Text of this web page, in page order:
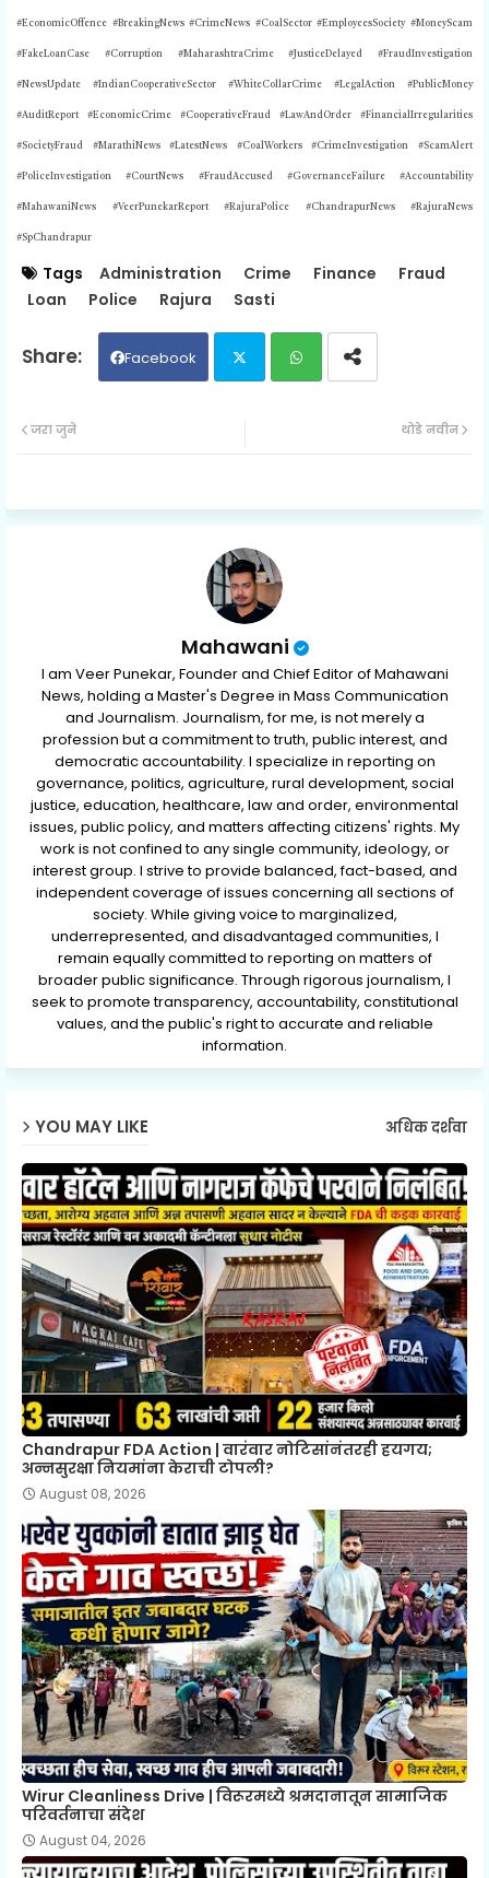
#EconomicOffence #BreakingNews #CrimeNews #CoalSector #EmployeesSociety #MoneyScam
#FakeLoanCase #Corruption #MaharashtraCrime #JusticeDelayed #FraudInvestigation
#NewsUpdate #IndianCooperativeSector #WhiteCollarCrime #LegalAction #PublicMoney
#AuditReport #EconomicCrime #CooperativeFraud #LawAndOrder #FinancialIrregularities
#SocietyFraud #MarathiNews #LatestNews #CoalWorkers #CrimeInvestigation #ScamAlert
#PoliceInvestigation #CourtNews #FraudAccused #GovernanceFailure #Accountability
#MahawaniNews #VeerPunekarReport #RajuraPolice #ChandrapurNews #RajuraNews
#SpChandrapur
Tags Administration Crime Finance
Fraud
Loan
Police Rajura Sasti
Facebook
ap
थोडे नवीन
जरा जुने
Mahawani
I am Veer Punekar, Founder and Chief Editor of Mahawani
News, holding a Master's Degree in Mass Communication
and Journalism. Journalism, for me, is not merely a
profession but a commitment to truth, public interest, and
democratic accountability. I specialize in reporting on
governance, politics, agriculture, rural development, social
justice, education, healthcare, law and order, environmental
issues, public policy, and matters affecting citizens' rights. My
work is not confined to any single community, ideology, or
interest group. I strive to provide balanced, fact-based, and
independent coverage of issues concerning all sections of
society. While giving voice to marginalized,
underrepresented, and disadvantaged communities, I
remain equally committed to reporting on matters of
broader public significance. Through rigorous journalism, I
seek to promote transparency, accountability, constitutional
values, and the public's right to accurate and reliable
information.
YOU MAY LIKE अधिक दर्शवा
Chandrapur FDA Action | वारंवार नोटिसांनंतरही हयगय;
अन्नसुरक्षा नियमांना केराची टोपली?
August 08, 2026
Wirur Cleanliness Drive | विरूरमध्ये श्रमदानातून सामाजिक
परिवर्तनाचा संदेश
August 04, 2026